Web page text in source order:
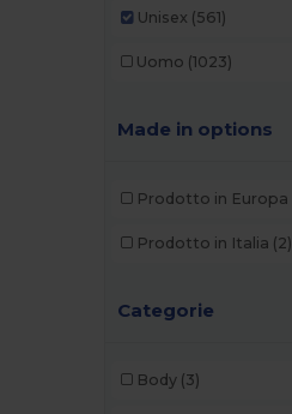
Unisex (561)
Uomo (1023)
Made in options
Prodotto in Europa
Prodotto in Italia (2)
Categorie
Body (3)